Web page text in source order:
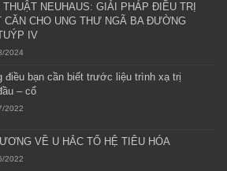
THUẬT NEUHAUS: GIẢI PHÁP ĐIỀU TRỊ
CĂN CHO UNG THƯ NGÃ BA ĐƯỜNG
IV
2024
điều bạn cần biết trước liệu trình xạ trị
– cổ
2022
VỀ U HẮC TỐ HỆ TIÊU HÓA
2022